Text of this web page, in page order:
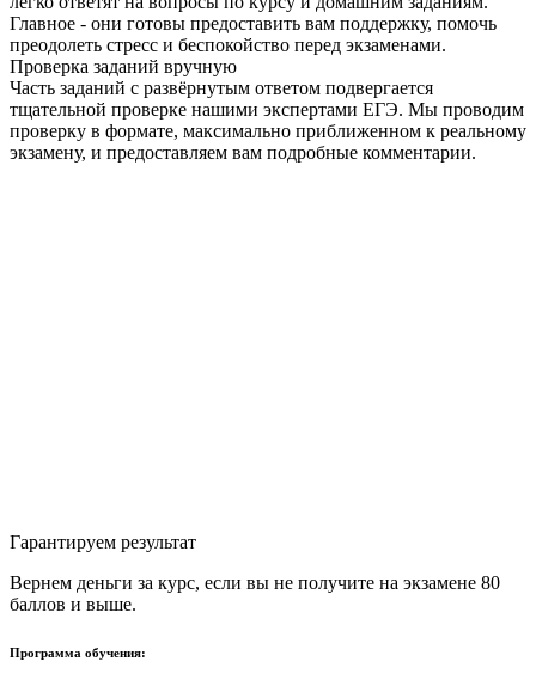
Главное - они готовы предоставить вам поддержку, помочь
преодолеть стресс и беспокойство перед экзаменами.
Проверка заданий вручную
Часть заданий с развёрнутым ответом подвергается
тщательной проверке нашими экспертами ЕГЭ. Мы проводим
проверку в формате, максимально приближенном к реальному
экзамену, и предоставляем вам подробные комментарии.
Гарантируем результат
Вернем деньги за курс, если вы не получите на экзамене 80
баллов и выше.
Программа обучения: